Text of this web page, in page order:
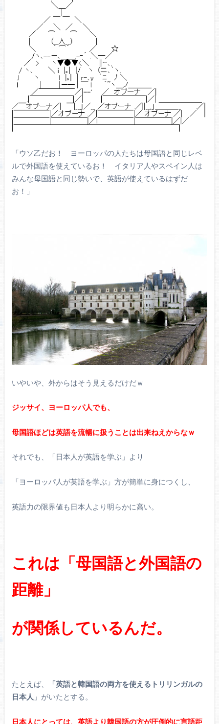
「ウソ乙だお！ ヨーロッパの人たちは母国語と同じレベ
ルで外国語を使えているお！ イタリア人やスペイン人は
みんな母国語と同じ勢いで、英語が使えているはずだ
お！」
いやいや、外からはそう見えるだけだｗ
ジッサイ、ヨーロッパ人でも、
母国語ほどは英語を流暢に扱うことは出来ねえからなｗ
それでも、「日本人が英語を学ぶ」より
「ヨーロッパ人が英語を学ぶ」方が簡単に身につくし、
英語力の限界値も日本人より明らかに高い。
これは「母国語と外国語の
距離」
が関係しているんだ。
たとえば、
「英語と韓国語の両方を使えるトリリンガルの
日本人 」がいたとする。
日本人にとっては、英語より韓国語の方が圧倒的に言語距